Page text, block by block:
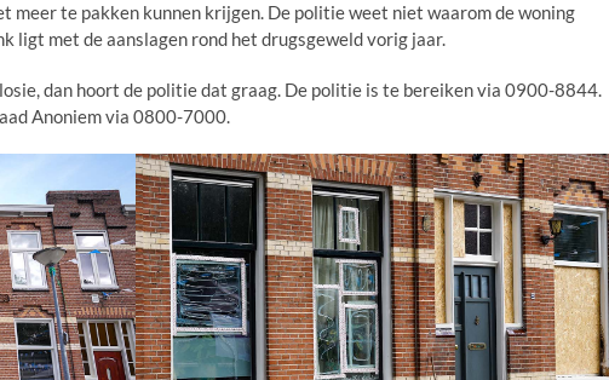
meer te pakken kunnen krijgen. De politie weet niet waarom de woning
ligt met de aanslagen rond het drugsgeweld vorig jaar.
dan hoort de politie dat graag. De politie is te bereiken via 0900-8844.
Anoniem via 0800-7000.